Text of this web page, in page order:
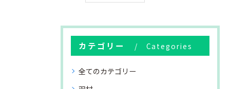
カテゴリー Categories
全てのカテゴリー